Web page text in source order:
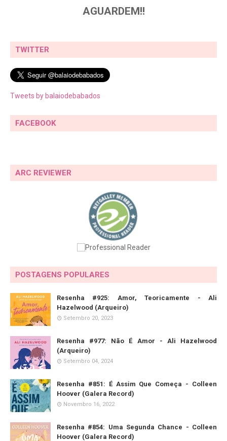
AGUARDEM!!
TWITTER
Tweets by balaiodebabados
FACEBOOK
ARC REVIEWER
POSTAGENS POPULARES
Resenha #925: Amor, Teoricamente - Ali
Hazelwood (Arqueiro)
Setembro 20, 2023
Resenha #977: Não É Amor - Ali Hazelwood
(Arqueiro)
Setembro 04, 2024
Resenha #851: É Assim Que Começa - Colleen
Hoover (Galera Record)
Novembro 16, 2022
Resenha #854: Uma Segunda Chance - Colleen
Hoover (Galera Record)